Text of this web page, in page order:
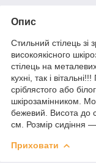
Опис
Стильний стілець
високоякісного
стілець на
кухні, так і
сріблястого або
шкірозамінником.
бежевий. Висота до
см. Розмір сидіння
Приховати